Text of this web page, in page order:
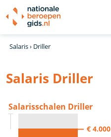
Salaris› Driller
Salaris Driller
Salarisschalen Driller
€ 4.000